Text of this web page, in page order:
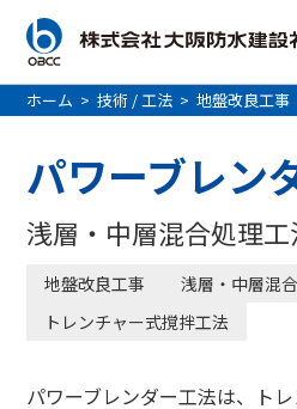
ホーム >技術 / 工法 >地盤改良工事
パワーブレン
浅層・中層混合処理
地盤改良工事
浅層・中層混
トレンチャー式撹拌工法
パワーブレンダー工法は、ト